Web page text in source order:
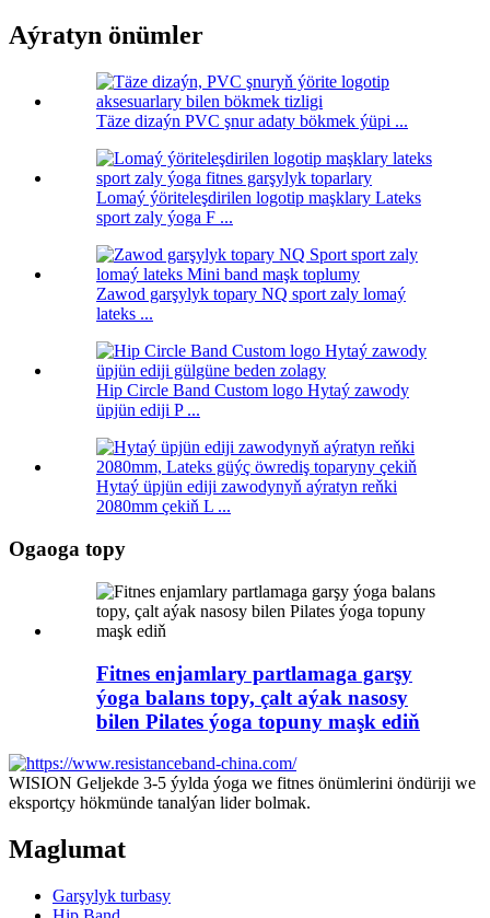
Aýratyn önümler
Täze dizaýn PVC şnur adaty bökmek ýüpi ...
Lomaý ýöriteleşdirilen logotip maşklary Lateks
sport zaly ýoga F ...
Zawod garşylyk topary NQ sport zaly lomaý
lateks ...
Hip Circle Band Custom logo Hytaý zawody
üpjün ediji P ...
Hytaý üpjün ediji zawodynyň aýratyn reňki
2080mm çekiň L ...
Ogaoga topy
Fitnes enjamlary partlamaga garşy
ýoga balans topy, çalt aýak nasosy
bilen Pilates ýoga topuny maşk ediň
WISION Geljekde 3-5 ýylda ýoga we fitnes önümlerini öndüriji we
eksportçy hökmünde tanalýan lider bolmak.
Maglumat
Garşylyk turbasy